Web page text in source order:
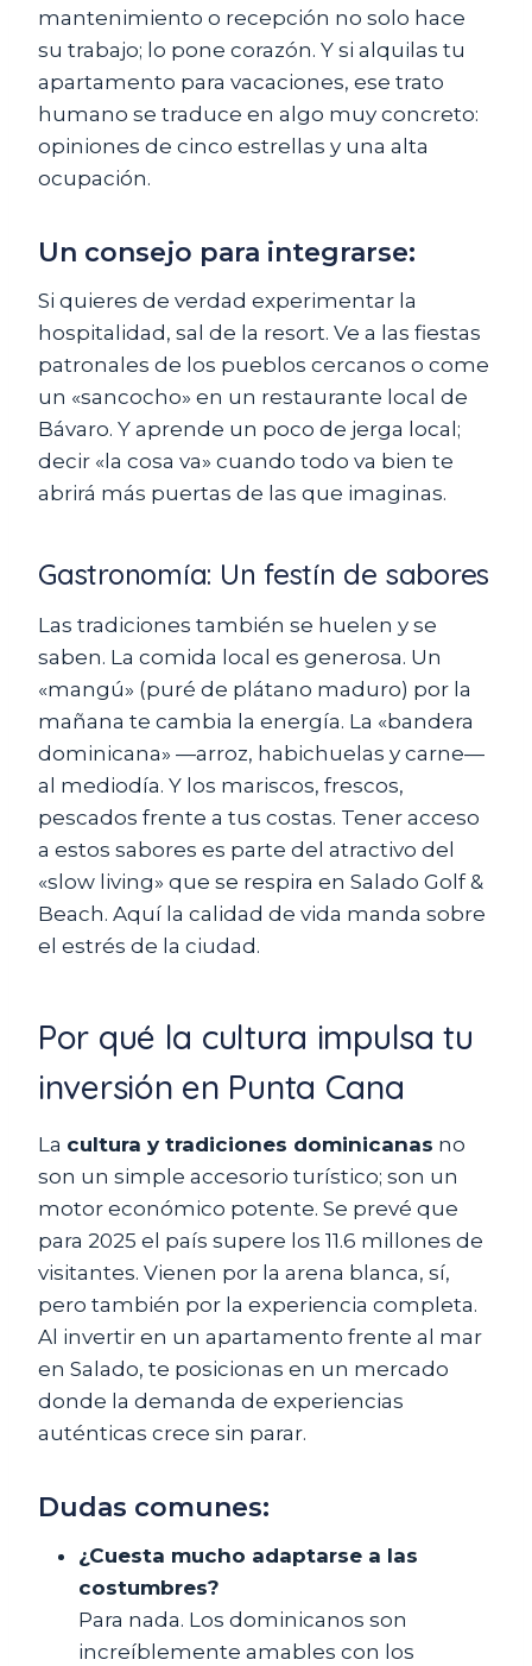
mantenimiento o recepción no solo hace
su trabajo; lo pone corazón. Y si alquilas tu
apartamento para vacaciones, ese trato
humano se traduce en algo muy concreto:
opiniones de cinco estrellas y una alta
ocupación.
Un consejo para integrarse:
Si quieres de verdad experimentar la
hospitalidad, sal de la resort. Ve a las fiestas
patronales de los pueblos cercanos o come
un «sancocho» en un restaurante local de
Bávaro. Y aprende un poco de jerga local;
decir «la cosa va» cuando todo va bien te
abrirá más puertas de las que imaginas.
Gastronomía: Un festín de sabores
Las tradiciones también se huelen y se
saben. La comida local es generosa. Un
«mangú» (puré de plátano maduro) por la
mañana te cambia la energía. La «bandera
dominicana» —arroz, habichuelas y carne—
al mediodía. Y los mariscos, frescos,
pescados frente a tus costas. Tener acceso
a estos sabores es parte del atractivo del
«slow living» que se respira en Salado Golf &
Beach. Aquí la calidad de vida manda sobre
el estrés de la ciudad.
Por qué la cultura impulsa tu
inversión en Punta Cana
La cultura y tradiciones dominicanas no
son un simple accesorio turístico; son un
motor económico potente. Se prevé que
para 2025 el país supere los 11.6 millones de
visitantes. Vienen por la arena blanca, sí,
pero también por la experiencia completa.
Al invertir en un apartamento frente al mar
en Salado, te posicionas en un mercado
donde la demanda de experiencias
auténticas crece sin parar.
Dudas comunes:
¿Cuesta mucho adaptarse a las
costumbres?
Para nada. Los dominicanos son
increíblemente amables con los